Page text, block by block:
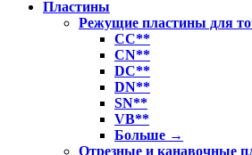
Пластины
Режущие пластины для
CC**
CN**
DC**
DN**
SN**
VB**
Больше →
Отрезные и канавочные